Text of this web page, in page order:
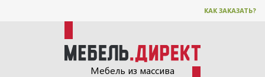
КАК ЗАКАЗАТЬ?
Мебель из массива